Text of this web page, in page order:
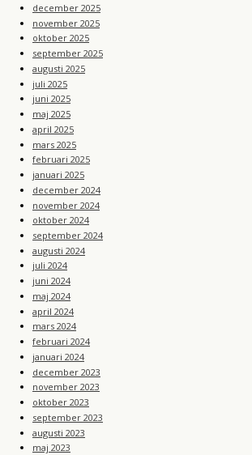
december 2025
november 2025
oktober 2025
september 2025
augusti 2025
juli 2025
juni 2025
maj 2025
april 2025
mars 2025
februari 2025
januari 2025
december 2024
november 2024
oktober 2024
september 2024
augusti 2024
juli 2024
juni 2024
maj 2024
april 2024
mars 2024
februari 2024
januari 2024
december 2023
november 2023
oktober 2023
september 2023
augusti 2023
maj 2023